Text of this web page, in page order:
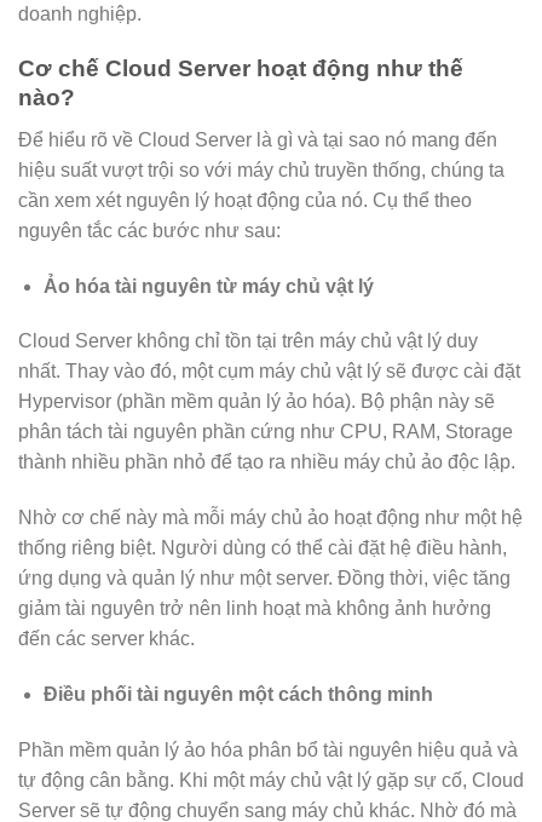
doanh nghiệp.
Cơ chế Cloud Server hoạt động như thế
nào?
Để hiểu rõ về Cloud Server là gì và tại sao nó mang đến
hiệu suất vượt trội so với máy chủ truyền thống, chúng ta
cần xem xét nguyên lý hoạt động của nó. Cụ thể theo
nguyên tắc các bước như sau:
Ảo hóa tài nguyên từ máy chủ vật lý
Cloud Server không chỉ tồn tại trên máy chủ vật lý duy
nhất. Thay vào đó, một cụm máy chủ vật lý sẽ được cài đặt
Hypervisor (phần mềm quản lý ảo hóa). Bộ phận này sẽ
phân tách tài nguyên phần cứng như CPU, RAM, Storage
thành nhiều phần nhỏ để tạo ra nhiều máy chủ ảo độc lập.
Nhờ cơ chế này mà mỗi máy chủ ảo hoạt động như một hệ
thống riêng biệt. Người dùng có thể cài đặt hệ điều hành,
ứng dụng và quản lý như một server. Đồng thời, việc tăng
giảm tài nguyên trở nên linh hoạt mà không ảnh hưởng
đến các server khác.
Điều phối tài nguyên một cách thông minh
Phần mềm quản lý ảo hóa phân bổ tài nguyên hiệu quả và
tự động cân bằng. Khi một máy chủ vật lý gặp sự cố, Cloud
Server sẽ tự động chuyển sang máy chủ khác. Nhờ đó mà